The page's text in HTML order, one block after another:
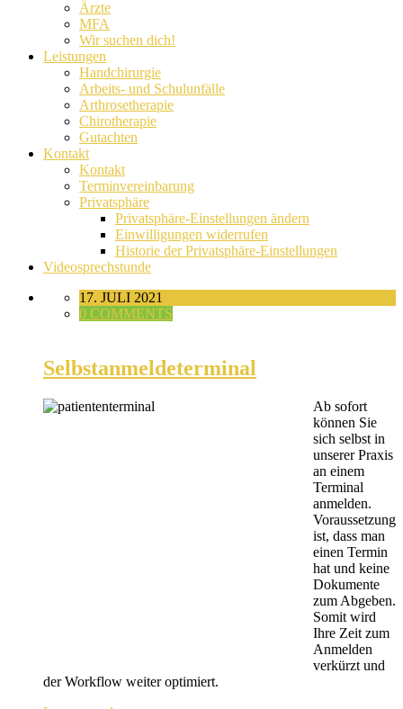
Ärzte
MFA
Wir suchen dich!
Leistungen
Handchirurgie
Arbeits- und Schulunfälle
Arthrosetherapie
Chirotherapie
Gutachten
Kontakt
Kontakt
Terminvereinbarung
Privatsphäre
Privatsphäre-Einstellungen ändern
Einwilligungen widerrufen
Historie der Privatsphäre-Einstellungen
Videosprechstunde
17. JULI 2021
0 COMMENTS
Selbstanmeldeterminal
Ab sofort
können Sie
sich selbst in
unserer Praxis
an einem
Terminal
anmelden.
Voraussetzung
ist, dass man
einen Termin
hat und keine
Dokumente
zum Abgeben.
Somit wird
Ihre Zeit zum
Anmelden
verkürzt und
der Workflow weiter optimiert.